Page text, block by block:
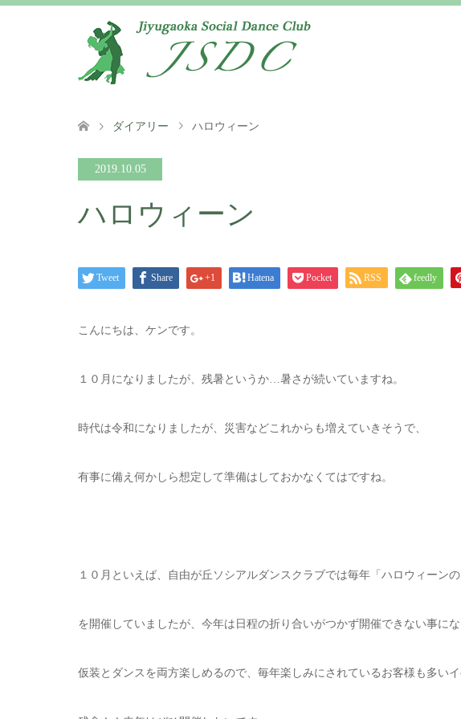
ダイアリー ハロウィーン
2019.10.05
ハロウィーン
Tweet Share +1 Hatena Pocket RSS feedly
こんにちは、ケンです。
１０月になりましたが、残暑というか…暑さが続いていますね。
時代は令和になりましたが、災害などこれからも増えていきそうで、
有事に備え何かしら想定して準備はしておかなくてはですね。
１０月といえば、自由が丘ソシアルダンスクラブでは毎年「ハロウィーンの
を開催していましたが、今年は日程の折り合いがつかず開催できない事に
仮装とダンスを両方楽しめるので、毎年楽しみにされているお客様も多い